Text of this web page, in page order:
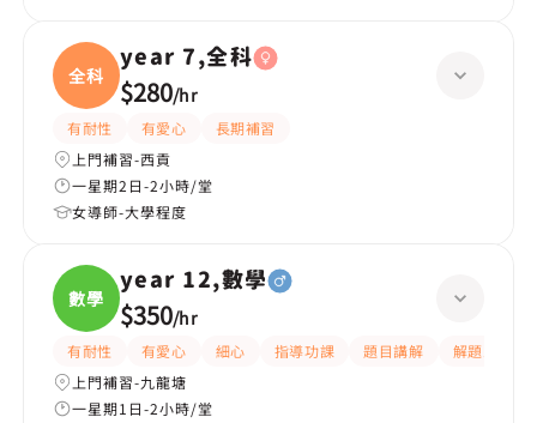
全科
year 7,全科
$280/hr
有耐性 有愛心
長期補習
上門補習-西貢
一星期2日-2小時/堂
女導師-大學程度
數學
year 12,數學
$350/hr
有耐性 有愛心 細心 指導功課 題目講解
解題思路
上門補習-九龍塘
一星期1日-2小時/堂